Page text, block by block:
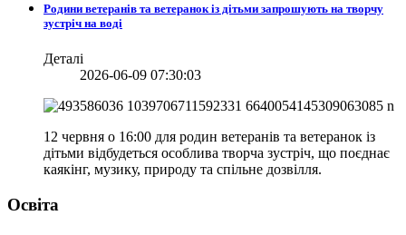
Родини ветеранів та ветеранок із дітьми запрошують на творчу
зустріч на воді
Деталі
2026-06-09 07:30:03
12 червня о 16:00 для родин ветеранів та ветеранок із
дітьми відбудеться особлива творча зустріч, що поєднає
каякінг, музику, природу та спільне дозвілля.
Освіта